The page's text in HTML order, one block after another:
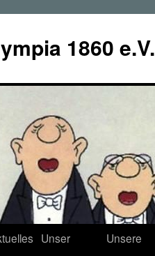
1860
Unser
Unsere